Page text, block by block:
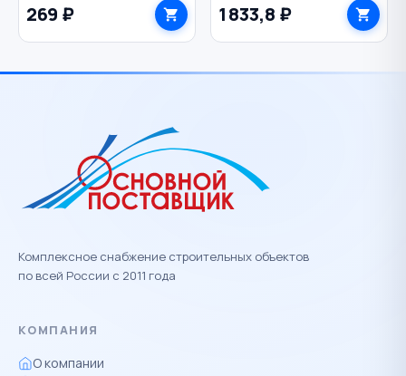
корпус SPARTA
269 ₽
зеркальным глазком
1 833,8 ₽
Комплексное снабжение строительных объектов
по всей России с 2011 года
КОМПАНИЯ
О компании